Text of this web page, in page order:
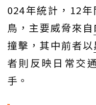
024年統計，12
鳥，主要威脅來自
撞擊，其中前者以
者則反映日常交
手。